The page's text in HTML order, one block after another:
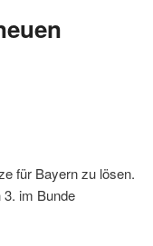
für Bayern zu lösen.
im Bunde